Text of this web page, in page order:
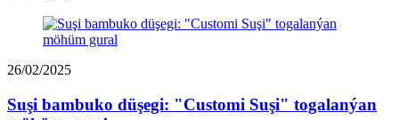
26/02/2025
Suşi bambuko düşegi: "Customi Suşi" togalanýan